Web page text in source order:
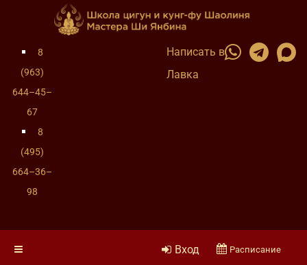
8
(963)
644–45–
67
8
(495)
664–36–
98
Написать в
Лавка
Вход Расписание